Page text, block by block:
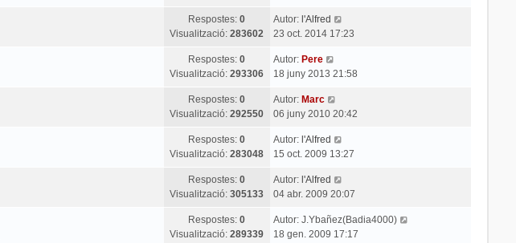
Respostes:0
Visualització:283602
Autor: l'Alfred
23 oct. 2014 17:23
Respostes:0
Visualització:293306
Autor: Pere
18 juny 2013 21:58
Respostes:0
Visualització:292550
Autor: Marc
06 juny 2010 20:42
Respostes:0
Visualització:283048
Autor: l'Alfred
15 oct. 2009 13:27
Respostes:0
Visualització:305133
Autor: l'Alfred
04 abr. 2009 20:07
Respostes:0
Visualització:289339
Autor: J.Ybañez(Badia4000)
18 gen. 2009 17:17